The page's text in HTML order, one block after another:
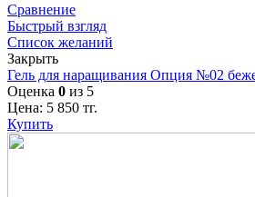
Сравнение
Быстрый взгляд
Список желаний
Закрыть
Гель для наращивания Опция №02
Оценка 0 из 5
Цена: 5 850 тг.
Купить